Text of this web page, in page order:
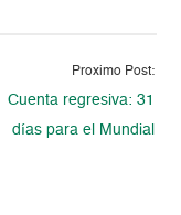
Proximo Post:
Cuenta regresiva: 31
días para el Mundial